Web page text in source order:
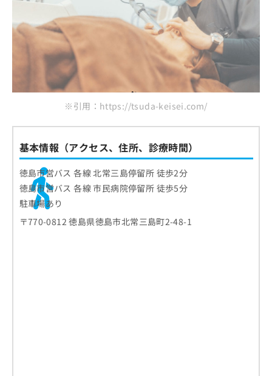
※引用：https://tsuda-keisei.com/
基本情報（アクセス、住所、診療時間）
徳島市営バス 各線 北常三島停留所 徒歩2分
徳島市営バス 各線 市民病院停留所 徒歩5分
駐車場あり
〒770-0812 徳島県徳島市北常三島町2-48-1